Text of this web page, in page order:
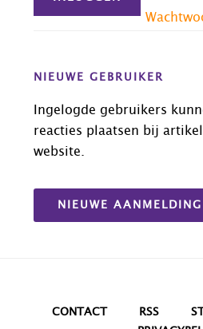
NIEUWE GEBRUIKER
Ingelogde gebruikers
reacties plaatsen bij
website.
NIEUWE AANMELDING
CONTACT RSS